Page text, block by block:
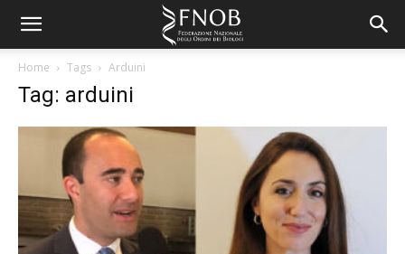
Home Tags Arduini
Tag: arduini